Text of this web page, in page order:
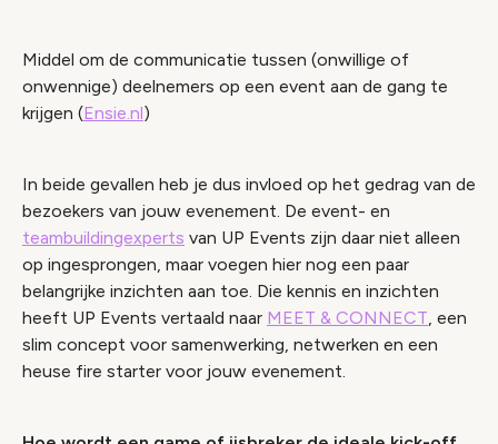
Middel om de communicatie tussen (onwillige of
onwennige) deelnemers op een event aan de gang te
krijgen (Ensie.nl)
In beide gevallen heb je dus invloed op het gedrag van de
bezoekers van jouw evenement. De event- en
teambuildingexperts van UP Events zijn daar niet alleen
op ingesprongen, maar voegen hier nog een paar
belangrijke inzichten aan toe. Die kennis en inzichten
heeft UP Events vertaald naar MEET & CONNECT, een
slim concept voor samenwerking, netwerken en een
heuse fire starter voor jouw evenement.